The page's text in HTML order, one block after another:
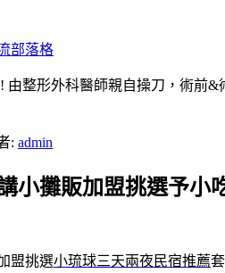
部落格
由整形外科醫師親自操刀，術前
: admin
小攤販加盟挑選予小
盟挑選小琉球三天兩夜民宿推薦